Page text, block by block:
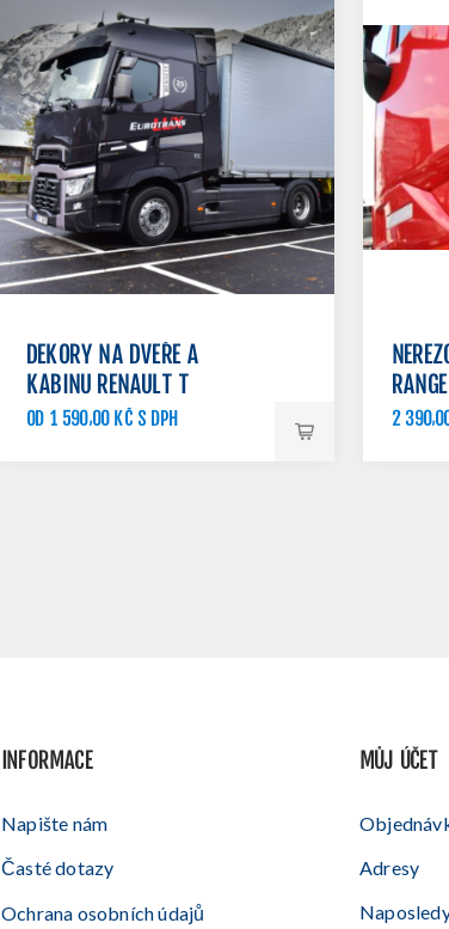
DEKORY NA DVEŘE A
KABINU RENAULT T
OD 1 590,00 KČ S DPH
RANGE
2
INFORMACE
Napište nám
Časté dotazy
Ochrana osobních údajů
MŮJ ÚČET
Adresy